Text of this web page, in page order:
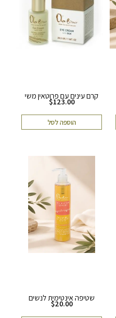
קרם עינים עם פרוטאין משי
$123.00
הוספה לסל
שטיפה אינטימית לנשים
$20.00